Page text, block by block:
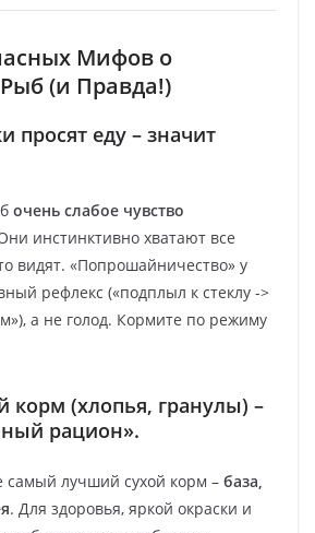
Мифов о
(и Правда!)
просят еду – значит
очень слабое чувство
инстинктивно хватают все
видят. «Попрошайничество» у
рефлекс («подплыл к стеклу ->
а не голод. Кормите по режиму
корм (хлопья, гранулы) –
рацион».
самый лучший сухой корм – база,
. Для здоровья, яркой окраски и